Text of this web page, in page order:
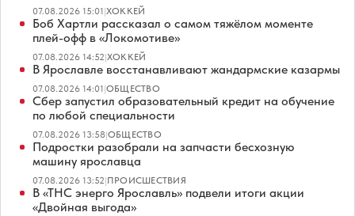
07.08.2026 15:01|ХОККЕЙ
Боб Хартли рассказал о самом тяжёлом моменте
плей-офф в «Локомотиве»
07.08.2026 14:52|ХОККЕЙ
В Ярославле восстанавливают жандармские казармы
07.08.2026 14:01|ОБЩЕСТВО
Сбер запустил образовательный кредит на обучение
по любой специальности
07.08.2026 13:58|ОБЩЕСТВО
Подростки разобрали на запчасти бесхозную
машину ярославца
07.08.2026 13:52|ПРОИСШЕСТВИЯ
В «ТНС энерго Ярославль» подвели итоги акции
«Двойная выгода»